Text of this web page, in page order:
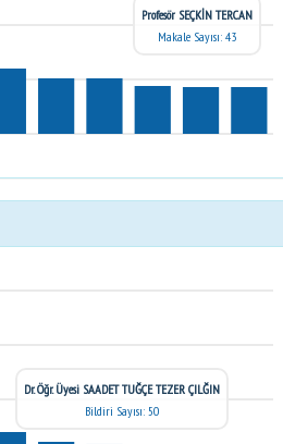
Profesör SEÇKİN TERCAN
Makale Sayısı: 43
Dr. Öğr. Üyesi SAADET TUĞÇE TEZER ÇILĞIN
Bildiri Sayısı: 50